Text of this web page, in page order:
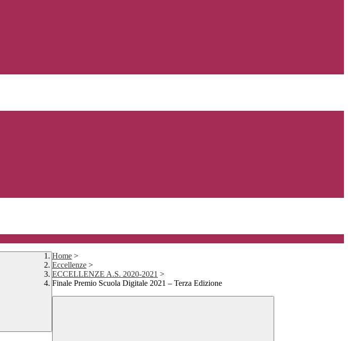
Home >
Eccellenze >
ECCELLENZE A.S. 2020-2021 >
Finale Premio Scuola Digitale 2021 – Terza Edizione